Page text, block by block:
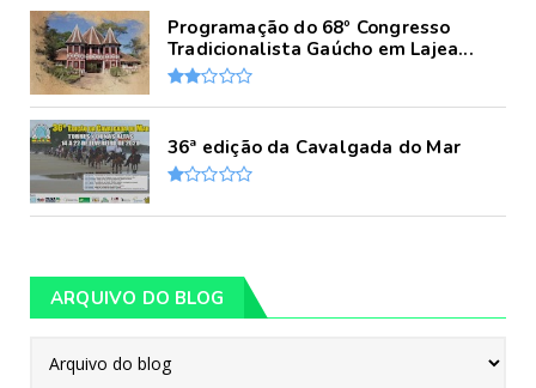
Programação do 68º Congresso
Tradicionalista Gaúcho em Lajea...
36ª edição da Cavalgada do Mar
ARQUIVO DO BLOG